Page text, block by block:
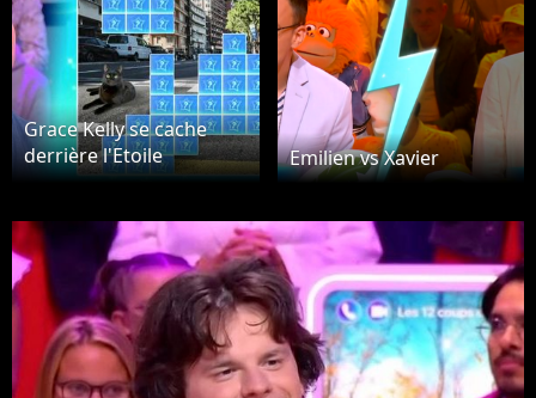
Grace Kelly se cache
derrière l'Etoile
Mystérieuse de
Emilien vs Xavier